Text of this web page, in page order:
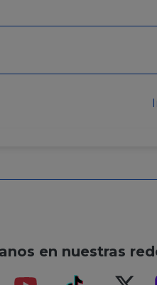
en nuestras